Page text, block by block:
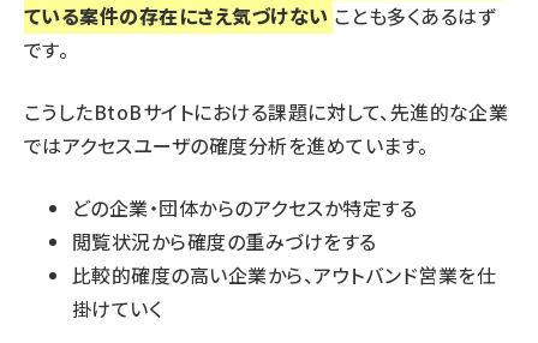
ている案件の存在にさえ気づけない ことも多くあるはず
です。
こうしたBtoBサイトにおける課題に対して、先進的な企業
ではアクセスユーザの確度分析を進めています。
どの企業・団体からのアクセスか特定する
閲覧状況から確度の重みづけをする
比較的確度の高い企業から、アウトバンド営業を仕
掛けていく